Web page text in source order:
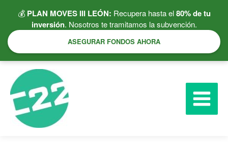
💰 PLAN MOVES III LEÓN: Recupera hasta el80% de tu
inversión. Nosotros te tramitamos la subvención.
ASEGURAR FONDOS AHORA
contenido